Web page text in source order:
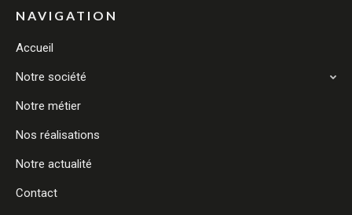
NAVIGATION
Accueil
Notre société
Notre métier
Nos réalisations
Notre actualité
Contact